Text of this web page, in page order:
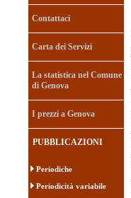
Contattaci
Carta dei Servizi
La statistica nel Comune
di Genova
I prezzi a Genova
PUBBLICAZIONI
Periodiche
Periodicità variabile